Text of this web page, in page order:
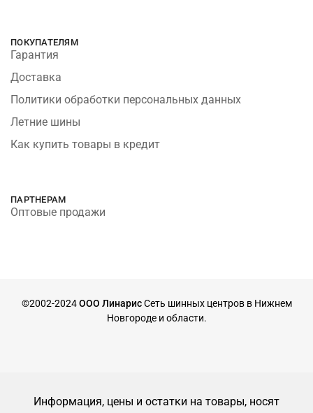
ПОКУПАТЕЛЯМ
Гарантия
Доставка
Политики обработки персональных данных
Летние шины
Как купить товары в кредит
ПАРТНЕРАМ
Оптовые продажи
©2002-2024ООО ЛинарисСеть шинных центров в Нижнем
Новгороде и области.
Информация, цены и остатки на товары, носят